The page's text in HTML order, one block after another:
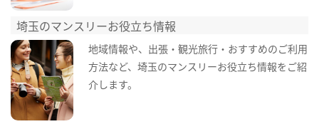
埼玉のマンスリーお役立ち情報
地域情報や、出張・観光旅行・おすすめのご利用
方法など、埼玉のマンスリーお役立ち情報をご紹
介します。